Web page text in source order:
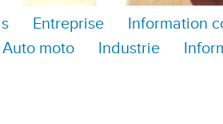
Entreprise Information
Auto moto Industrie